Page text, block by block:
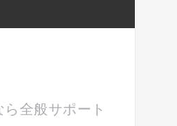
ら全般サポート